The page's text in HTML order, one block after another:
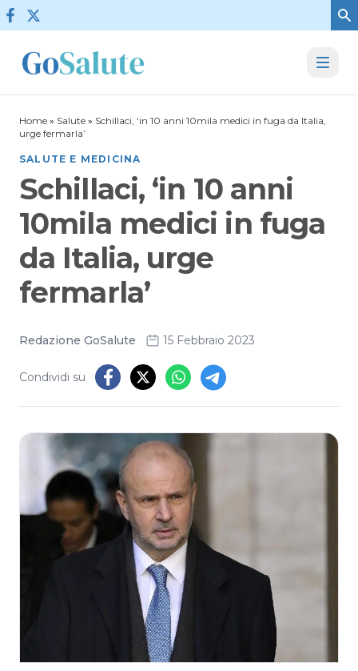
Vai al contenuto
Home » Salute » Schillaci, ‘in 10 anni 10mila medici in fuga da Italia,
urge fermarla’
SALUTE E MEDICINA
Schillaci, ‘in 10 anni
10mila medici in fuga
da Italia, urge
fermarla’
Redazione GoSalute 15 Febbraio 2023
Condividi su